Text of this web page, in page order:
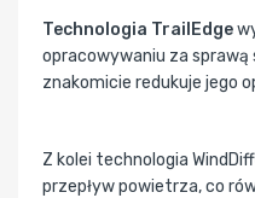
Technologia TrailEdge
opracowywaniu za
znakomicie redukuje jego
Z kolei technologia
przepływ powietrza, co